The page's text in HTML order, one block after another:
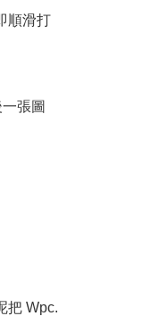
順滑打
張圖
把 Wpc.